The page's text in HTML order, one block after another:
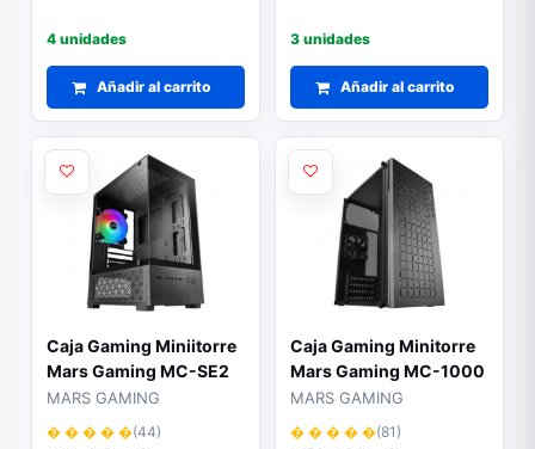
4 unidades
Añadir al carrito
3 unidades
Añadir al carrito
Caja Gaming Miniitorre
Mars Gaming MC-SE2
MARS GAMING
� � � � �(44)
Caja Gaming Minitorre
Mars Gaming MC-1000
MARS GAMING
� � � � �(81)